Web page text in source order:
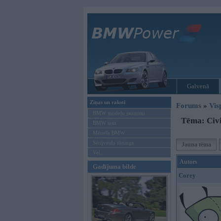
Galvenā
Ziņas un raksti
BMW modeļu jaunumi
BMW testi
Mēneša BMW
Sērijveida tūnings
Vel...
Gadījuma bilde
Forums »
Tēma:
Jauna tēma
Autors
Corey